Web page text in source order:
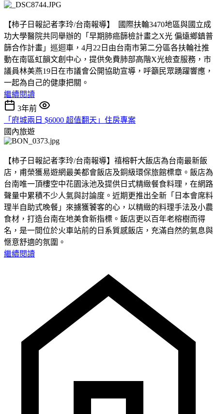
【柿子日報記者李玲/台南報導】 國際扶輪3470地區與國立成
功大學醫院共同舉辦的「早期肺癌篩檢計畫之X光 偏遠鄉鎮普
篩合作計畫」巡迴車，4月22日由台南市第二分區各扶輪社推
動在南區虹韻文創中心，提供免費肺部高階X光檢查服務，市
議員林美燕19日在市議會公開協助宣導，呼籲民眾踴躍響應，
一起為自己的健康把關。
繼續閱讀
3年前
「府城兩日 $6000 超值翻天」住房專案
國內旅遊
【柿子日報記者李玲/台南報導】禧榕軒大飯店為台南最新飯
店，甫榮獲易遊網最美都會飯店及銅級環保旅館標章。飯店為
台南唯一頂樓空中花園泳池及提供日式精緻餐食料理，在網路
聲量中累積不少人氣與討論度。近期更推出全新「日本會席料
理半自助式晚餐」來擄獲饕客的心，以精緻的料理手法及小農
食材，打造台南在地美食新指標。飯店更以百年老榕樹而得
名，是一間位於火車站前的日系質感飯店，充滿自然的氣息與
愜意舒適的氛圍。
繼續閱讀